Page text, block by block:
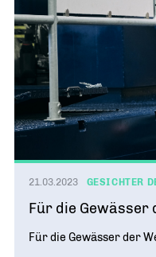
21.03.2023 GESICHTER
Für die Gewässer
Für die Gewässer der